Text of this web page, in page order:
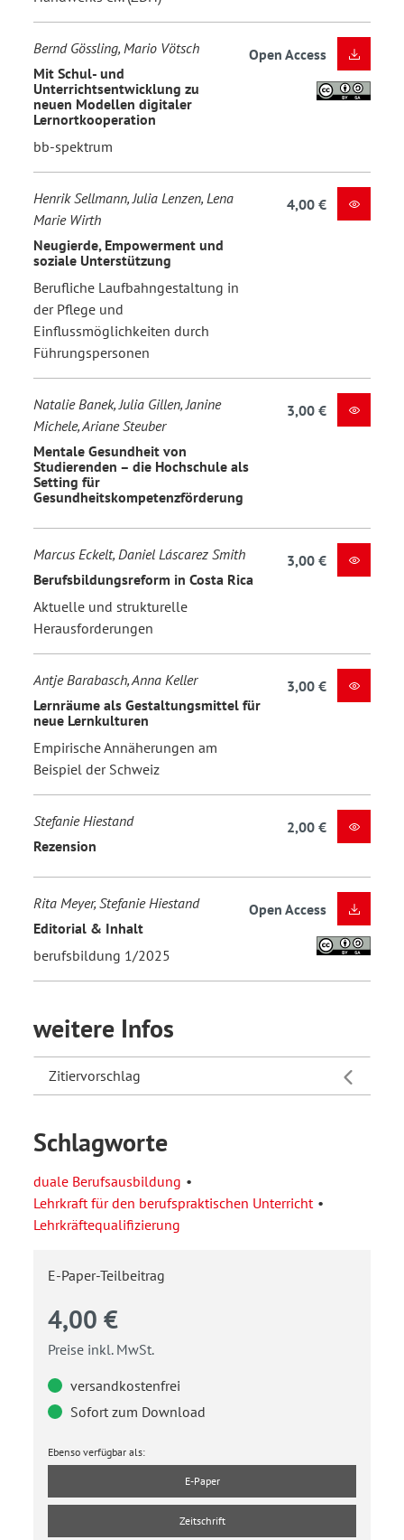
Bernd Gössling, Mario Vötsch
Mit Schul- und
Unterrichtsentwicklung zu
neuen Modellen digitaler
Lernortkooperation
bb-spektrum
Open Access
Henrik Sellmann, Julia Lenzen, Lena
Marie Wirth
Neugierde, Empowerment und
soziale Unterstützung
Berufliche Laufbahngestaltung in
der Pflege und
Einflussmöglichkeiten durch
Führungspersonen
4,00 €
Natalie Banek, Julia Gillen, Janine
Michele, Ariane Steuber
Mentale Gesundheit von
Studierenden – die Hochschule als
Setting für
Gesundheitskompetenzförderung
3,00 €
Marcus Eckelt, Daniel Láscarez Smith
Berufsbildungsreform in Costa Rica
Aktuelle und strukturelle
Herausforderungen
3,00 €
Antje Barabasch, Anna Keller
Lernräume als Gestaltungsmittel für
neue Lernkulturen
Empirische Annäherungen am
Beispiel der Schweiz
3,00 €
Stefanie Hiestand
Rezension
2,00 €
Rita Meyer, Stefanie Hiestand
Editorial & Inhalt
berufsbildung 1/2025
Open Access
weitere Infos
Zitiervorschlag
Schlagworte
duale Berufsausbildung
Lehrkraft für den berufspraktischen Unterricht
Lehrkräftequalifizierung
E-Paper-Teilbeitrag
4,00 €
Preise inkl. MwSt.
versandkostenfrei
Sofort zum Download
Ebenso verfügbar als:
E-Paper
Zeitschrift